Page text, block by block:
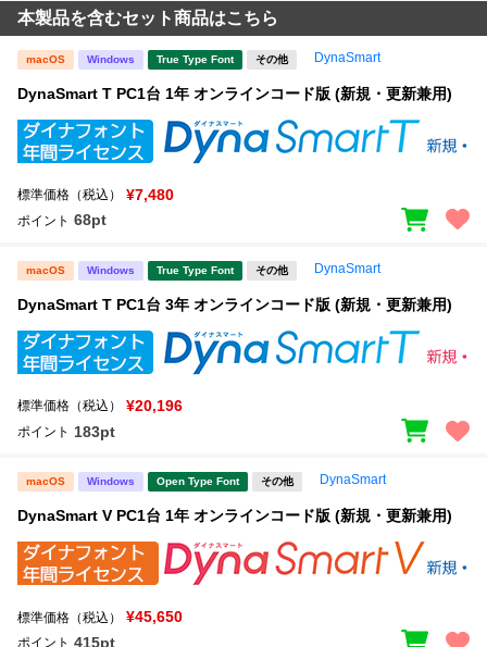
本製品を含むセット商品はこちら
macOS Windows True Type Font その他 DynaSmart
DynaSmart T PC1台 1年 オンラインコード版 (新規・更新兼用)
標準価格（税込） ¥7,480
ポイント 68pt
macOS Windows True Type Font その他 DynaSmart
DynaSmart T PC1台 3年 オンラインコード版 (新規・更新兼用)
標準価格（税込） ¥20,196
ポイント 183pt
macOS Windows Open Type Font その他 DynaSmart
DynaSmart V PC1台 1年 オンラインコード版 (新規・更新兼用)
標準価格（税込） ¥45,650
ポイント 415pt